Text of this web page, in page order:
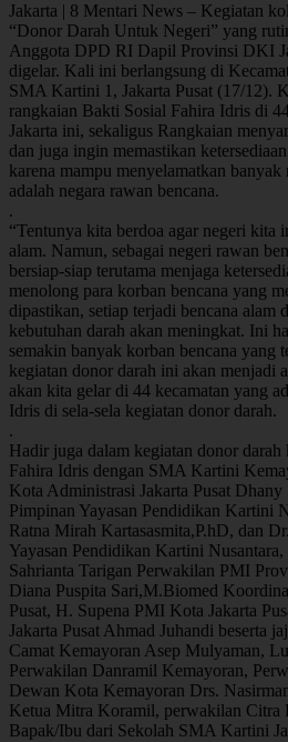
Jakarta | 8 Mentari News – Kegiatan
“Donor Darah Untuk Negeri” yang
Anggota DPD RI Dapil Provinsi DKI
digelar. Kali ini berlangsung di
SMA Kartini 1, Jakarta Pusat (17/12).
rangkaian Bakti Sosial Fahira Idris di
Jakarta ini, sekaligus Rangkaian
dan juga ingin memastikan
karena mampu menyelamatkan
adalah negara rawan bencana.
.
“Tentunya kita berdoa agar negeri kita
alam. Namun, sebagai negeri rawan
bersiap-siap terutama menjaga
menolong para korban bencana yang
dipastikan, setiap terjadi bencana alam
kebutuhan darah akan meningkat. Ini
semakin banyak korban bencana yang
kegiatan donor darah ini akan menjadi
akan kita gelar di 44 kecamatan yang
Idris di sela-sela kegiatan donor darah.
.
Hadir juga dalam kegiatan donor
Fahira Idris dengan SMA Kartini
Kota Administrasi Jakarta Pusat
Pimpinan Yayasan Pendidikan Kartini
Ratna Mirah Kartasasmita,P.hD, dan
Yayasan Pendidikan Kartini
Sahrianta Tarigan Perwakilan PMI
Diana Puspita Sari,M.Biomed
Pusat, H. Supena PMI Kota Jakarta
Jakarta Pusat Ahmad Juhandi beserta
Camat Kemayoran Asep Mulyaman,
Perwakilan Danramil Kemayoran,
Dewan Kota Kemayoran Drs.
Ketua Mitra Koramil, perwakilan Citra
Bapak/Ibu dari Sekolah SMA Kartini